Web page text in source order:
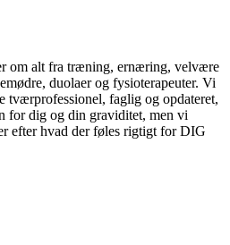
om alt fra træning, ernæring, velvære
duolaer og fysioterapeuter. Vi
tværprofessionel, faglig og opdateret,
for dig og din graviditet, men vi
efter hvad der føles rigtigt for DIG